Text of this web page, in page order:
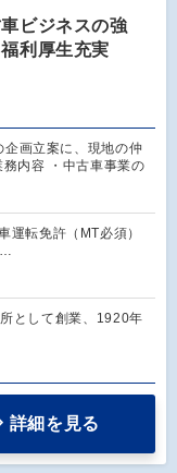
ビジネスの強
利厚生充実
画立案に、現地の仲
内容 ・中古車事業の
運転免許（MT必須）
として創業、1920年
詳細を見る